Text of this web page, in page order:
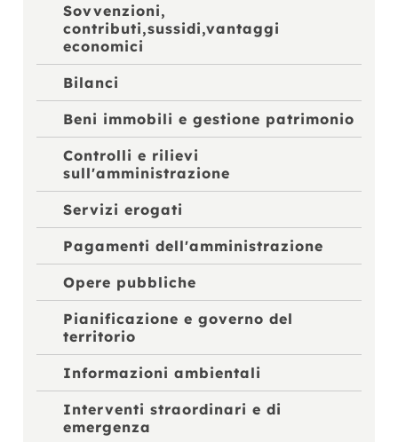
Sovvenzioni,
contributi,sussidi,vantaggi
economici
Bilanci
Beni immobili e gestione patrimonio
Controlli e rilievi
sull'amministrazione
Servizi erogati
Pagamenti dell'amministrazione
Opere pubbliche
Pianificazione e governo del
territorio
Informazioni ambientali
Interventi straordinari e di
emergenza